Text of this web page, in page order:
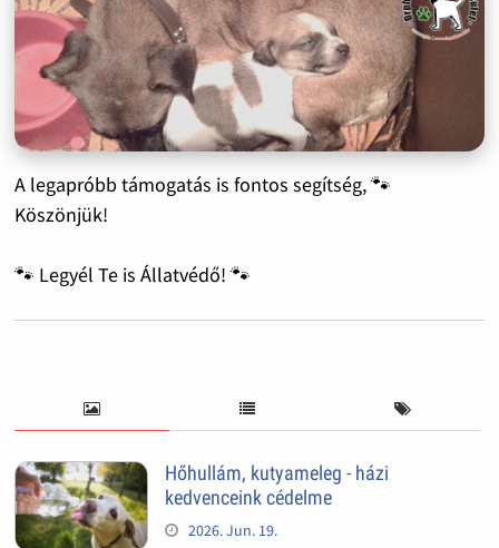
A legapróbb támogatás is fontos segítség, 🐾
Köszönjük!
🐾 Legyél Te is Állatvédő! 🐾
Hőhullám, kutyameleg - házi
kedvenceink cédelme
2026. Jun. 19.